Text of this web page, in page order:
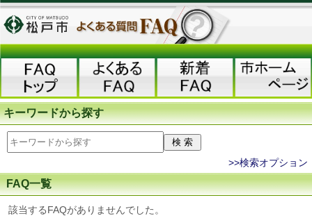
キーワードから探す
>>検索オプション
FAQ一覧
該当するFAQがありませんでした。